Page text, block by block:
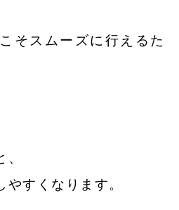
そスムーズに行えるた
すくなります。